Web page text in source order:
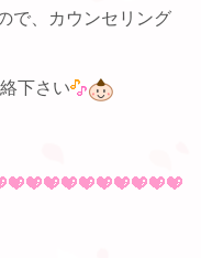
で、カウンセリング
下さい